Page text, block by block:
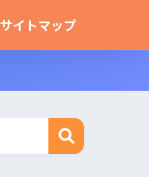
サイトマップ